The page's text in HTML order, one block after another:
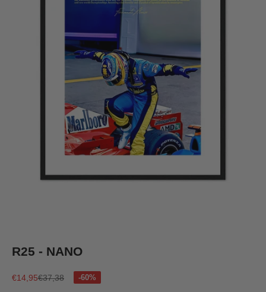
R25 - NANO
Precio de oferta
€14,95Precio normal
€37,38